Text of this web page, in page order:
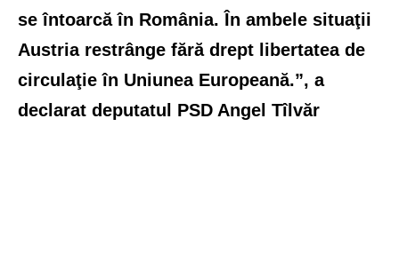
se întoarcă în România. În ambele situaţii
Austria restrânge fără drept libertatea de
circulaţie în Uniunea Europeană.”, a
declarat deputatul PSD Angel Tîlvăr